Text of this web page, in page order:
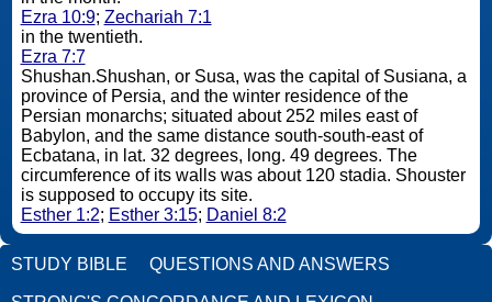
Ezra 10:9; Zechariah 7:1
in the twentieth.
Ezra 7:7
Shushan.Shushan, or Susa, was the capital of Susiana, a
province of Persia, and the winter residence of the
Persian monarchs; situated about 252 miles east of
Babylon, and the same distance south-south-east of
Ecbatana, in lat. 32 degrees, long. 49 degrees. The
circumference of its walls was about 120 stadia. Shouster
is supposed to occupy its site.
Esther 1:2; Esther 3:15; Daniel 8:2
STUDY BIBLE QUESTIONS AND ANSWERS